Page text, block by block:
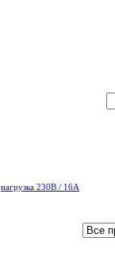
нагрузка 230В / 16А